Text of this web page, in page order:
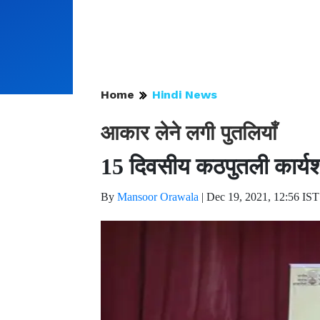
Home Hindi News
आकार लेने लगी पुतलियाँ
15 दिवसीय कठपुतली
By Mansoor Orawala | Dec 19, 2021, 12:56 IST